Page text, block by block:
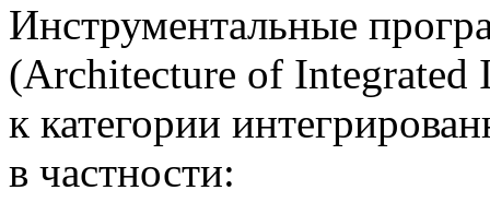
Инструментальные
(Architecture of Integrated
к категории
в частности: